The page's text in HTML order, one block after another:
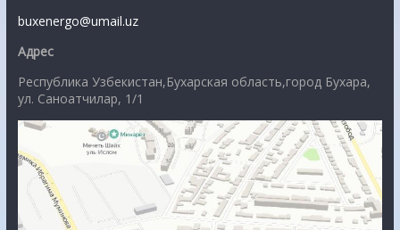
buxenergo@umail.uz
Адрес
Республика Узбекистан,Бухарская область,город Бухара,
ул. Саноатчилар, 1/1